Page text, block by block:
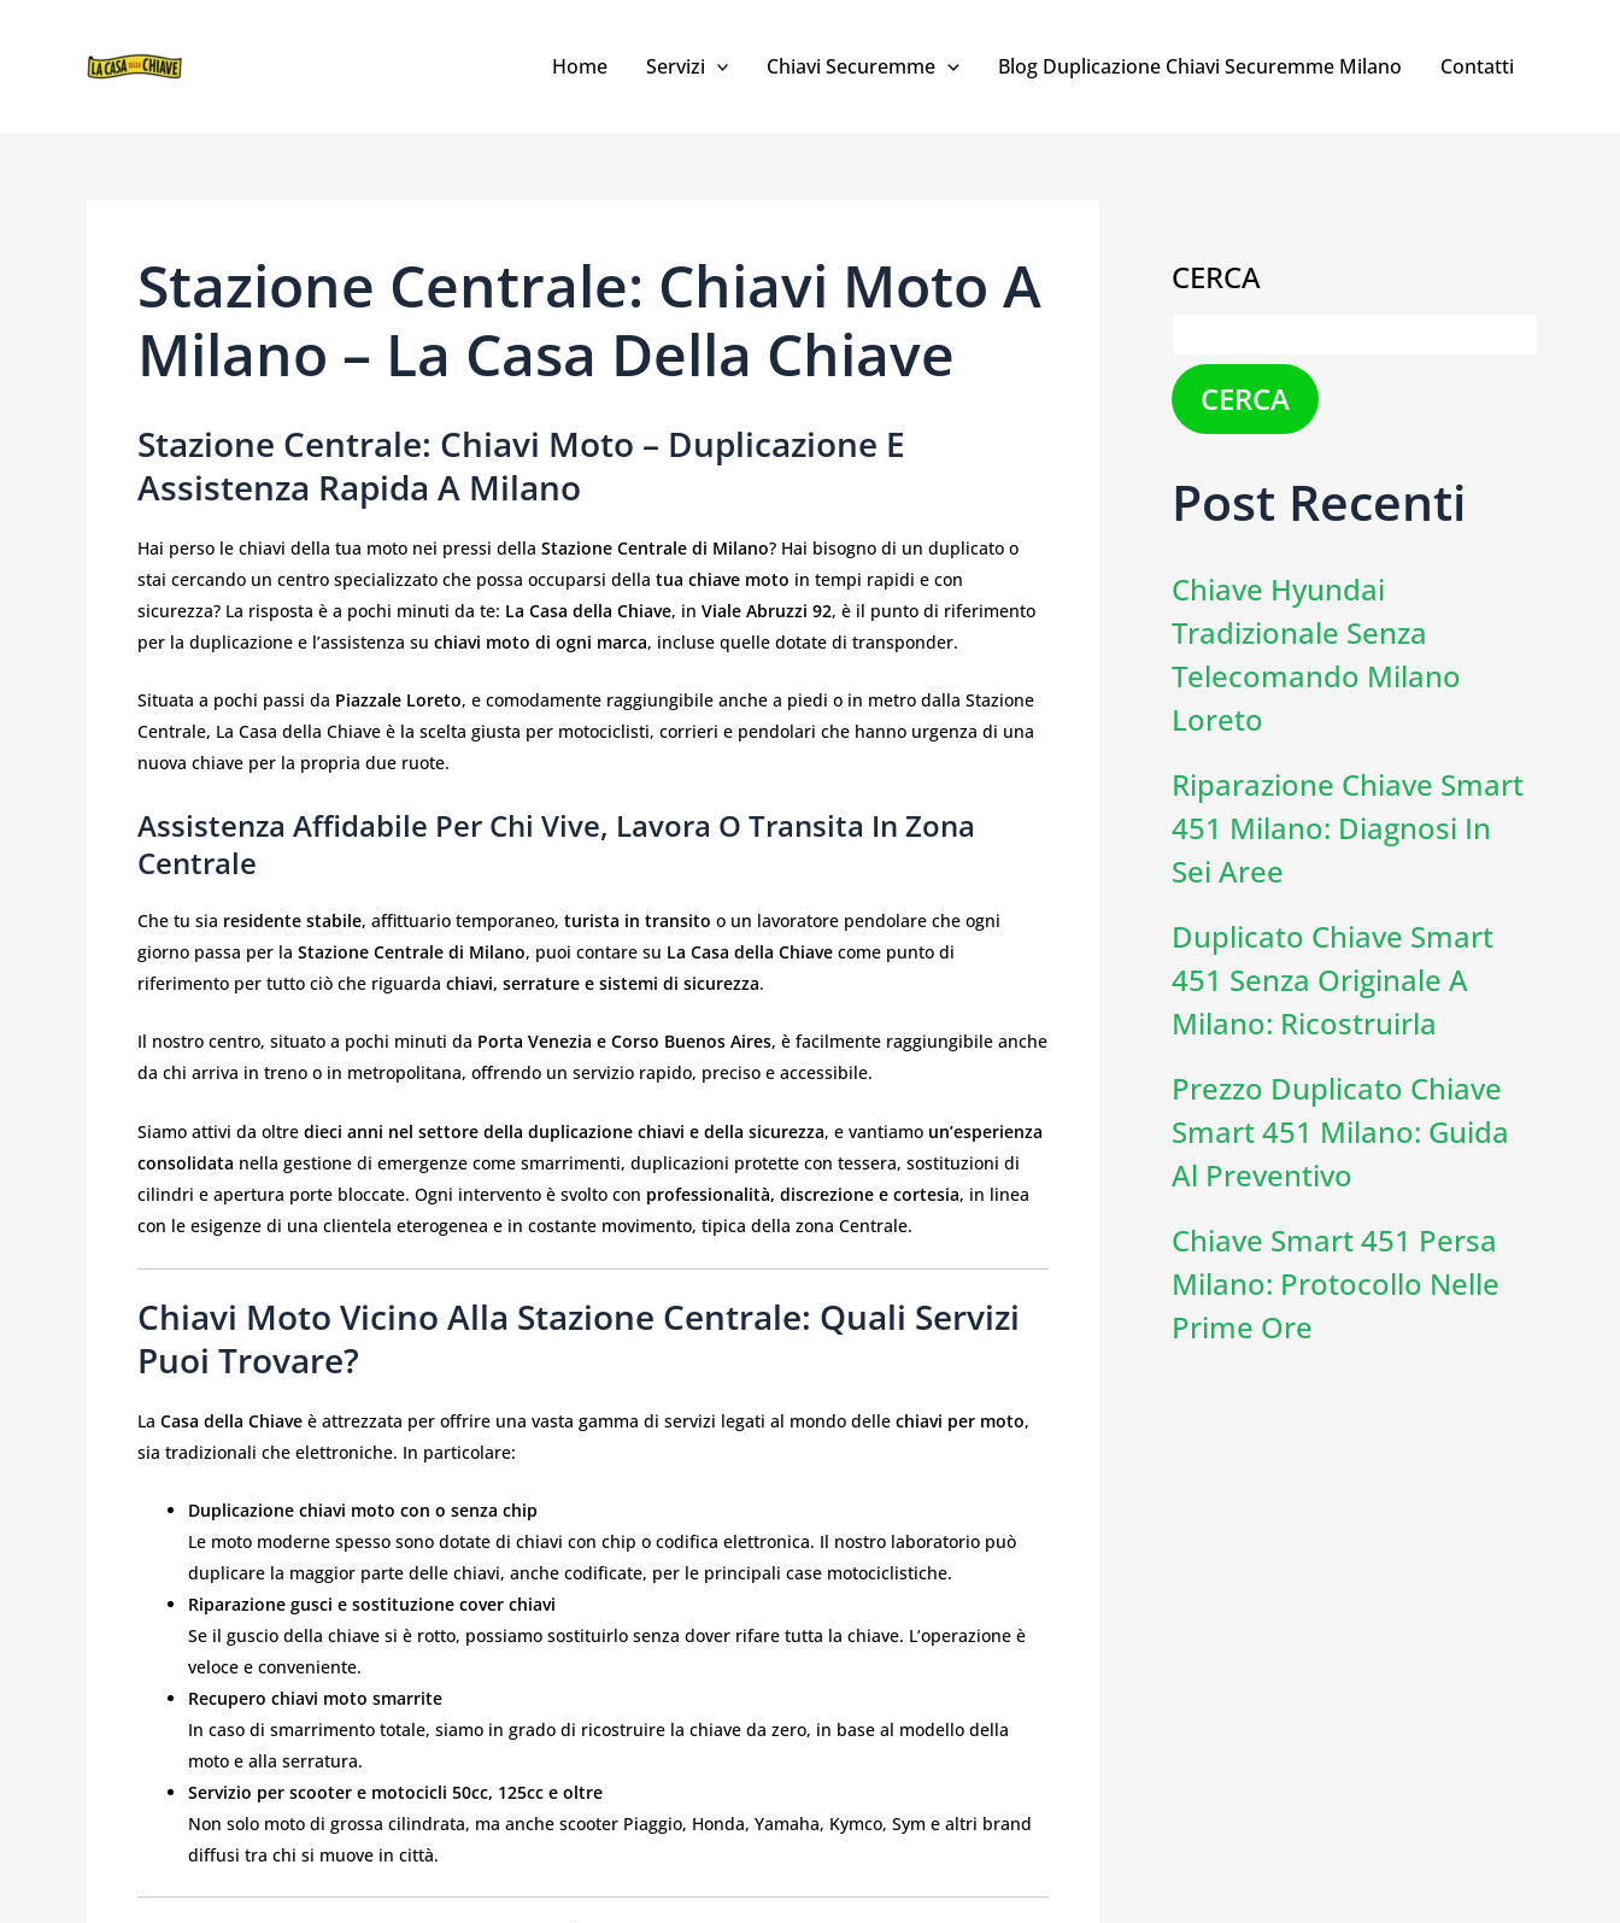
CONTENUTO
Home Servizi Chiavi Securemme Blog Duplicazione Chiavi Securemme Milano Contatti
Stazione Centrale: Chiavi Moto A
Milano – La Casa Della Chiave
Stazione Centrale: Chiavi Moto – Duplicazione E
Assistenza Rapida A Milano
Hai perso le chiavi della tua moto nei pressi della Stazione Centrale di Milano? Hai bisogno di un duplicato o
stai cercando un centro specializzato che possa occuparsi della tua chiave moto in tempi rapidi e con
sicurezza? La risposta è a pochi minuti da te: La Casa della Chiave, in Viale Abruzzi 92, è il punto di riferimento
per la duplicazione e l’assistenza su chiavi moto di ogni marca, incluse quelle dotate di transponder.
Situata a pochi passi da Piazzale Loreto, e comodamente raggiungibile anche a piedi o in metro dalla Stazione
Centrale, La Casa della Chiave è la scelta giusta per motociclisti, corrieri e pendolari che hanno urgenza di una
nuova chiave per la propria due ruote.
Assistenza Affidabile Per Chi Vive, Lavora O Transita In Zona
Centrale
Che tu sia residente stabile, affittuario temporaneo, turista in transito o un lavoratore pendolare che ogni
giorno passa per la Stazione Centrale di Milano, puoi contare su La Casa della Chiave come punto di
riferimento per tutto ciò che riguarda chiavi, serrature e sistemi di sicurezza.
Il nostro centro, situato a pochi minuti da Porta Venezia e Corso Buenos Aires, è facilmente raggiungibile anche
da chi arriva in treno o in metropolitana, offrendo un servizio rapido, preciso e accessibile.
Siamo attivi da oltre dieci anni nel settore della duplicazione chiavi e della sicurezza, e vantiamo un’esperienza
consolidata nella gestione di emergenze come smarrimenti, duplicazioni protette con tessera, sostituzioni di
cilindri e apertura porte bloccate. Ogni intervento è svolto con professionalità, discrezione e cortesia, in linea
con le esigenze di una clientela eterogenea e in costante movimento, tipica della zona Centrale.
Chiavi Moto Vicino Alla Stazione Centrale: Quali Servizi
Puoi Trovare?
La Casa della Chiave è attrezzata per offrire una vasta gamma di servizi legati al mondo delle chiavi per moto,
sia tradizionali che elettroniche. In particolare:
Duplicazione chiavi moto con o senza chip
Le moto moderne spesso sono dotate di chiavi con chip o codifica elettronica. Il nostro laboratorio può
duplicare la maggior parte delle chiavi, anche codificate, per le principali case motociclistiche.
Riparazione gusci e sostituzione cover chiavi
Se il guscio della chiave si è rotto, possiamo sostituirlo senza dover rifare tutta la chiave. L’operazione è
veloce e conveniente.
Recupero chiavi moto smarrite
In caso di smarrimento totale, siamo in grado di ricostruire la chiave da zero, in base al modello della
moto e alla serratura.
Servizio per scooter e motocicli 50cc, 125cc e oltre
Non solo moto di grossa cilindrata, ma anche scooter Piaggio, Honda, Yamaha, Kymco, Sym e altri brand
diffusi tra chi si muove in città.
CERCA
CERCA
Post Recenti
Chiave Hyundai
Tradizionale Senza
Telecomando Milano
Loreto
Riparazione Chiave Smart
451 Milano: Diagnosi In
Sei Aree
Duplicato Chiave Smart
451 Senza Originale A
Milano: Ricostruirla
Prezzo Duplicato Chiave
Smart 451 Milano: Guida
Al Preventivo
Chiave Smart 451 Persa
Milano: Protocollo Nelle
Prime Ore